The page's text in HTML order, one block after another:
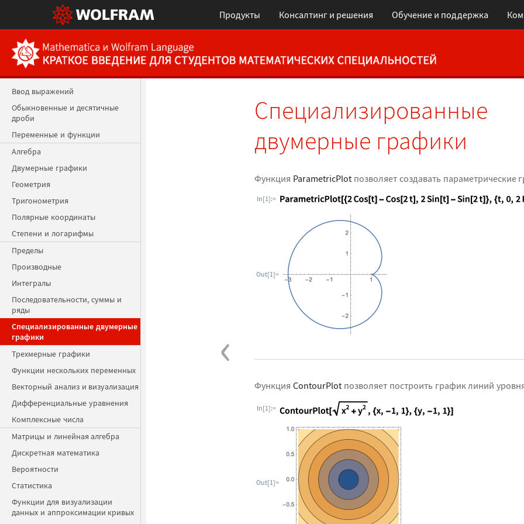
Продукты Консалтинг и решения Обучение и поддержка
Главная
Ввод выражений
Обыкновенные и десятичные
дроби
Переменные и функции
Алгебра
Двумерные графики
Геометрия
Тригонометрия
Полярные координаты
Степени и логарифмы
Пределы
Производные
Интегралы
Последовательности, суммы и
ряды
Специализированные двумерные
графики
Трехмерные графики
Функции нескольких переменных
Векторный анализ и визуализация
Дифференциальные уравнения
Комплексные числа
Матрицы и линейная алгебра
Дискретная математика
Вероятности
Статистика
Функции для визуализации
данных и аппроксимации кривых
‹
Специализированные
двумерные графики
Функция ParametricPlot позволяет создавать параметрические
In[1]:=
Out[1]=
ФункцияContourPlot позволяет построить график линий
In[1]:=
Out[1]=